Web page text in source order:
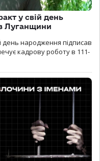
у свій день
Луганщини
день народження підписав
кадрову роботу в 111-